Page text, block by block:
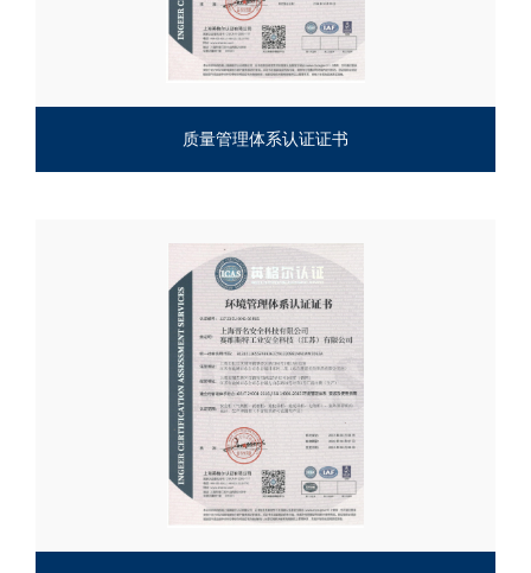
质量管理体系认证证书